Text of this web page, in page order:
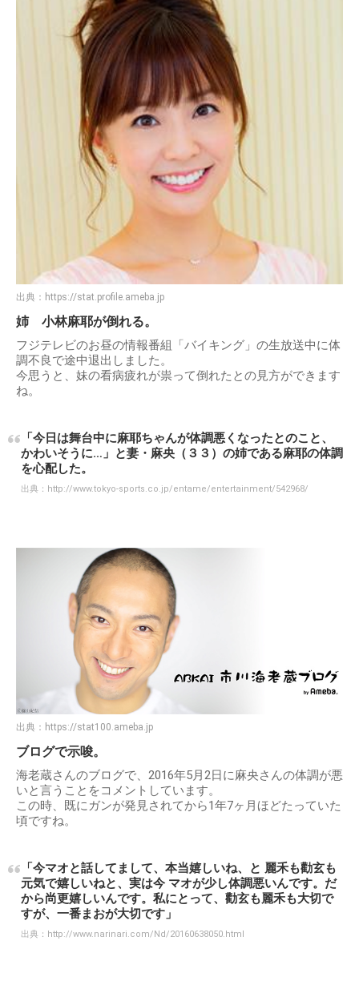
出典： https://stat.profile.ameba.jp
姉 小林麻耶が倒れる。
フジテレビのお昼の情報番組「バイキング」の生放送中に体
調不良で途中退出しました。
今思うと、妹の看病疲れが祟って倒れたとの見方ができます
ね。
「今日は舞台中に麻耶ちゃんが体調悪くなったとのこと、
かわいそうに…」と妻・麻央（３３）の姉である麻耶の体調
を心配した。
出典： http://www.tokyo-sports.co.jp/entame/entertainment/542968/
出典： https://stat100.ameba.jp
ブログで示唆。
海老蔵さんのブログで、2016年5月2日に麻央さんの体調が悪
いと言うことをコメントしています。
この時、既にガンが発見されてから1年7ヶ月ほどたっていた
頃ですね。
「今マオと話してまして、本当嬉しいね、と 麗禾も勸玄も
元気で嬉しいねと、実は今 マオが少し体調悪いんです。だ
から尚更嬉しいんです。私にとって、勸玄も麗禾も大切で
すが、一番まおが大切です」
出典： http://www.narinari.com/Nd/20160638050.html